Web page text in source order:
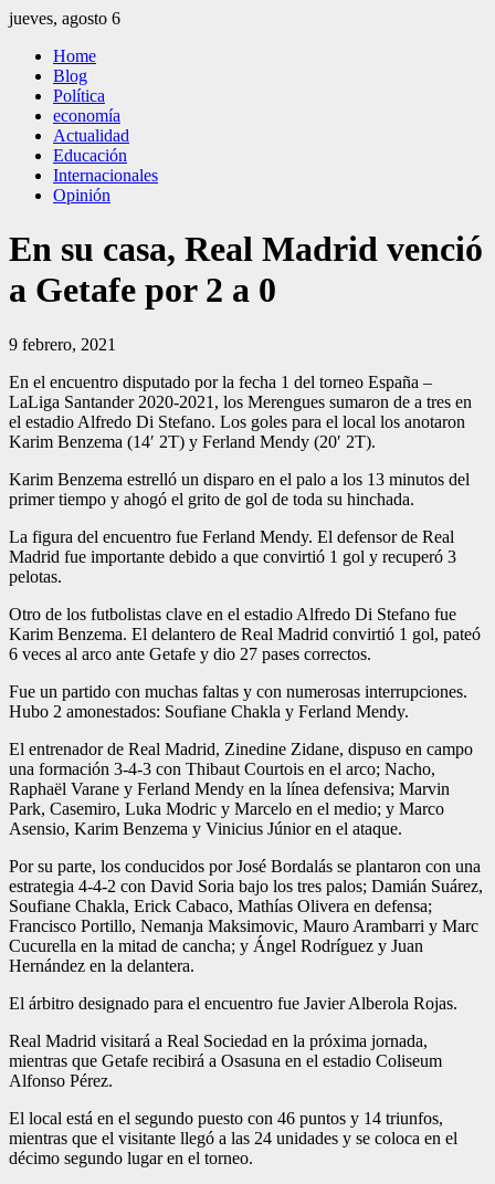
Saltar
contenido
jueves, agosto 6
El Independiente
El independiente Libre y Transparente
Home
Blog
Política
economía
Actualidad
Educación
Internacionales
Opinión
En su casa, Real Madrid venció
a Getafe por 2 a 0
9 febrero, 2021
En el encuentro disputado por la fecha 1 del torneo España –
LaLiga Santander 2020-2021, los Merengues sumaron de a tres en
el estadio Alfredo Di Stefano. Los goles para el local los anotaron
Karim Benzema (14′ 2T) y Ferland Mendy (20′ 2T).
Karim Benzema estrelló un disparo en el palo a los 13 minutos del
primer tiempo y ahogó el grito de gol de toda su hinchada.
La figura del encuentro fue Ferland Mendy. El defensor de Real
Madrid fue importante debido a que convirtió 1 gol y recuperó 3
pelotas.
Otro de los futbolistas clave en el estadio Alfredo Di Stefano fue
Karim Benzema. El delantero de Real Madrid convirtió 1 gol, pateó
6 veces al arco ante Getafe y dio 27 pases correctos.
Fue un partido con muchas faltas y con numerosas interrupciones.
Hubo 2 amonestados: Soufiane Chakla y Ferland Mendy.
El entrenador de Real Madrid, Zinedine Zidane, dispuso en campo
una formación 3-4-3 con Thibaut Courtois en el arco; Nacho,
Raphaël Varane y Ferland Mendy en la línea defensiva; Marvin
Park, Casemiro, Luka Modric y Marcelo en el medio; y Marco
Asensio, Karim Benzema y Vinicius Júnior en el ataque.
Por su parte, los conducidos por José Bordalás se plantaron con una
estrategia 4-4-2 con David Soria bajo los tres palos; Damián Suárez,
Soufiane Chakla, Erick Cabaco, Mathí­as Olivera en defensa;
Francisco Portillo, Nemanja Maksimovic, Mauro Arambarri y Marc
Cucurella en la mitad de cancha; y Ángel Rodríguez y Juan
Hernández en la delantera.
El árbitro designado para el encuentro fue Javier Alberola Rojas.
Real Madrid visitará a Real Sociedad en la próxima jornada,
mientras que Getafe recibirá a Osasuna en el estadio Coliseum
Alfonso Pérez.
El local está en el segundo puesto con 46 puntos y 14 triunfos,
mientras que el visitante llegó a las 24 unidades y se coloca en el
décimo segundo lugar en el torneo.